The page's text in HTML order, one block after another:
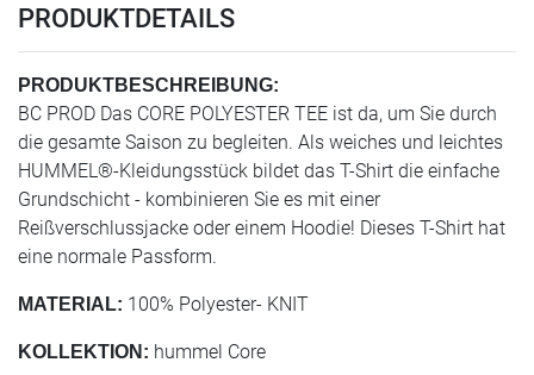
PRODUKTDETAILS
PRODUKTBESCHREIBUNG:
BC PROD Das CORE POLYESTER TEE ist da, um Sie durch
die gesamte Saison zu begleiten. Als weiches und leichtes
HUMMEL®-Kleidungsstück bildet das T-Shirt die einfache
Grundschicht - kombinieren Sie es mit einer
Reißverschlussjacke oder einem Hoodie! Dieses T-Shirt hat
eine normale Passform.
MATERIAL: 100% Polyester- KNIT
KOLLEKTION: hummel Core